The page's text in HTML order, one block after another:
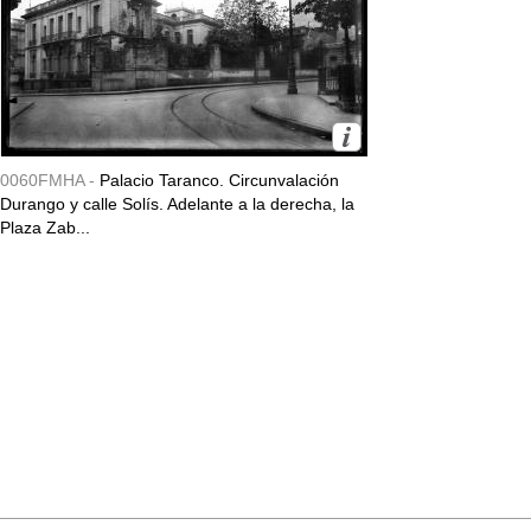
0060FMHA - Palacio Taranco. Circunvalación
Durango y calle Solís. Adelante a la derecha, la
Plaza Zab...